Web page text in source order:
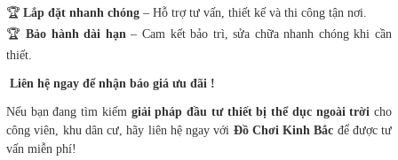
🏆 Lắp đặt nhanh chóng – Hỗ trợ tư vấn, thiết kế và thi công tận nơi.
🏆Bảo hành dài hạn– Cam kết bảo trì, sửa chữa nhanh chóng khi cần
thiết.
Liên hệ ngay để nhận báo giá ưu đãi !
Nếu bạn đang tìm kiếm giải pháp đầu tư thiết bị thể dục ngoài trời cho
công viên, khu dân cư, hãy liên hệ ngay với Đồ Chơi Kinh Bắc để được tư
vấn miễn phí!